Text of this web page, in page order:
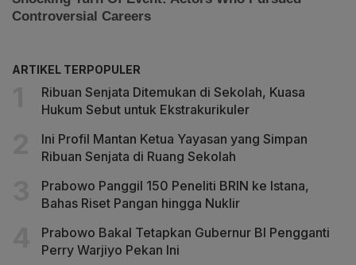
ARTIKEL TERPOPULER
Ribuan Senjata Ditemukan di Sekolah, Kuasa
Hukum Sebut untuk Ekstrakurikuler
Ini Profil Mantan Ketua Yayasan yang Simpan
Ribuan Senjata di Ruang Sekolah
Prabowo Panggil 150 Peneliti BRIN ke Istana,
Bahas Riset Pangan hingga Nuklir
Prabowo Bakal Tetapkan Gubernur BI Pengganti
Perry Warjiyo Pekan Ini